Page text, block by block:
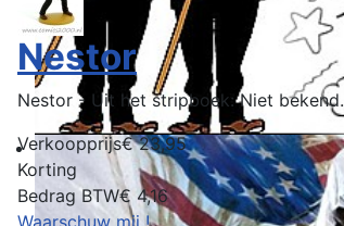
Nestor
Nestor - Uit het stripboek: Niet bekend.
Verkoopprijs€ 23,95
Korting
Bedrag BTW€ 4,16
Waarschuw mij !